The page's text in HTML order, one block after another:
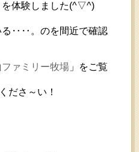
を体験しました(^▽^)
る‥‥。のを間近で確認
ファミリー牧場」をご覧
ださ～い！